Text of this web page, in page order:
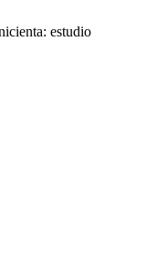
estudio